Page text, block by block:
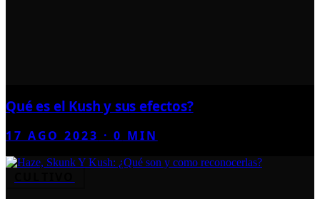
Qué es el Kush y sus efectos?
17 AGO 2023 ·0 MIN